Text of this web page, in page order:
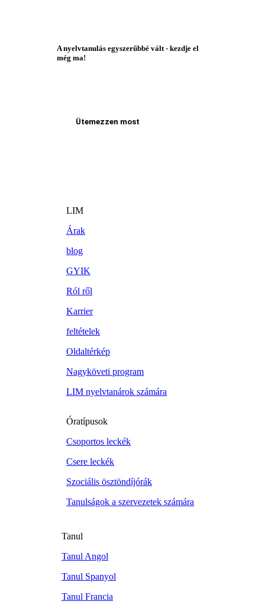
A nyelvtanulás egyszerűbbé vált - kezdje el
még ma!
Ütemezzen most
LIM
Árak
blog
GYIK
Ról ről
Karrier
feltételek
Oldaltérkép
Nagyköveti program
LIM nyelvtanárok számára
Óratípusok
Csoportos leckék
Csere leckék
Szociális ösztöndíjórák
Tanulságok a szervezetek számára
Tanul
Tanul Angol
Tanul Spanyol
Tanul Francia